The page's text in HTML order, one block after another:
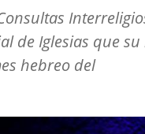
de Iglesias que
hebreo del